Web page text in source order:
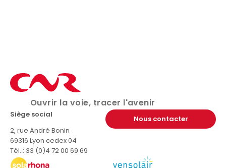
Ouvrir la voie, tracer l'avenir
Siège social
2, rue André Bonin
69316 Lyon cedex 04
Tél. : 33 (0)4 72 00 69 69
Nous contacter